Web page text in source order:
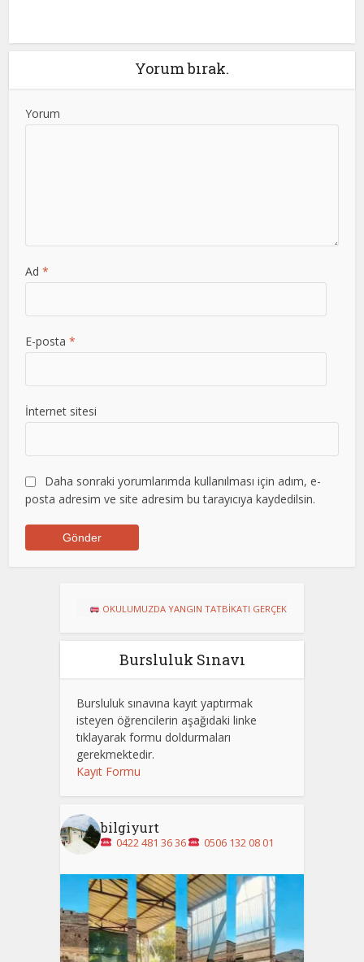
Yorum bırak.
Yorum
Ad*
E-posta*
İnternet sitesi
Daha sonraki yorumlarımda kullanılması için adım, e-
posta adresim ve site adresim bu tarayıcıya kaydedilsin.
OKULUMUZDA YANGIN TATBİKATI GERÇEKLEŞTİRİLDİ
Bursluluk Sınavı
Bursluluk sınavına kayıt yaptırmak
isteyen öğrencilerin aşağıdaki linke
tıklayarak formu doldurmaları
gerekmektedir.
Kayıt Formu
bilgiyurt
0422 481 36 36 0506 132 08 01